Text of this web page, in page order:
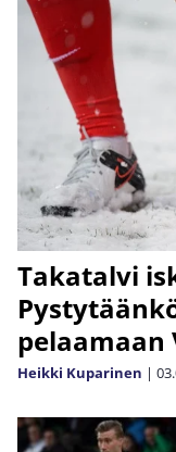
Takatalvi
pelaamaan
Heikki Kuparinen |